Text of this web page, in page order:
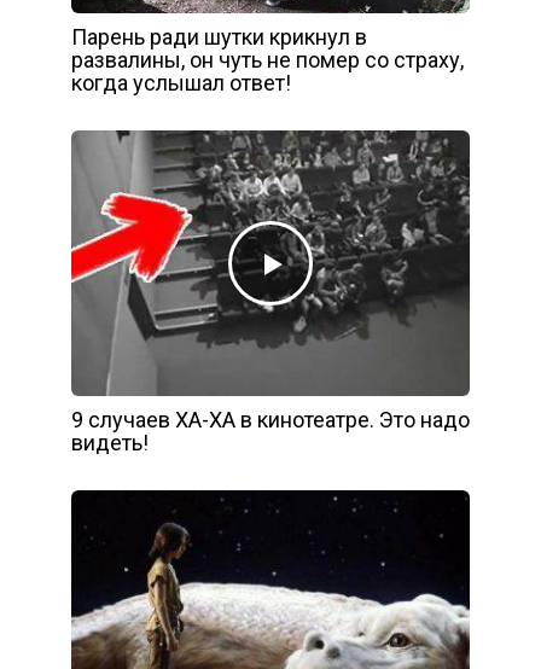
Парень ради шутки крикнул в
развалины, он чуть не помер со страху,
когда услышал ответ!
9 случаев ХА-ХА в кинотеатре. Это надо
видеть!